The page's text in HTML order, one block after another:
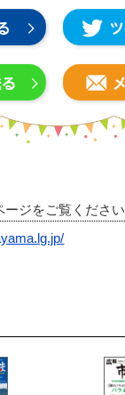
ージをご覧ください